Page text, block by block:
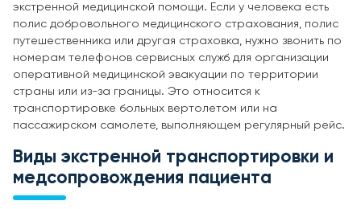
экстренной медицинской помощи. Если у человека есть
полис добровольного медицинского страхования, полис
путешественника или другая страховка, нужно звонить по
номерам телефонов сервисных служб для организации
оперативной медицинской эвакуации по территории
страны или из-за границы. Это относится к
транспортировке больных вертолетом или на
пассажирском самолете, выполняющем регулярный рейс.
Виды экстренной транспортировки и
медсопровождения пациента